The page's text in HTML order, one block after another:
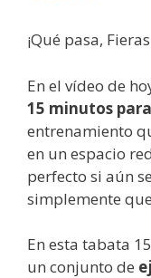
¡Qué pasa,
En el vídeo de
15 minutos
entrenamiento
en un espacio
perfecto si aún
simplemente
En esta tabata
un conjunto de